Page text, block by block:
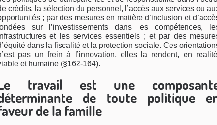
crédits, la sélection du personnel, l’accès aux services ou
; par des mesures en matière d’inclusion et
sur l’investissements dans les compétences,
et les services essentiels ; et par des
dans la fiscalité et la protection sociale. Ces
pas un frein à l’innovation, elles la rendent, en
et humaine (§162-164).
travail est une
de toute politique
de la famille